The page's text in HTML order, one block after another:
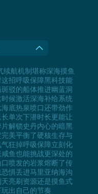
航机制堪称深海摸鱼
招呼吸保障黑科技能
驳的船体推进幽蓝洞
候激活深海补给系统
底热泉喷口还带劲作
单次下潜时长更能让
解锁史丹内心的暗黑
美平衡了硬核生存与
狂掉呼吸保障立刻化
鱼也能挑战更深处的
喷发的岩浆熔断了传
惧丢进马里亚纳海沟
亮刷资源还是摸鱼式
出自己的节奏